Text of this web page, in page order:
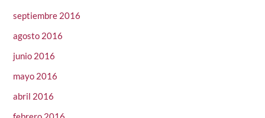
septiembre 2016
agosto 2016
junio 2016
mayo 2016
abril 2016